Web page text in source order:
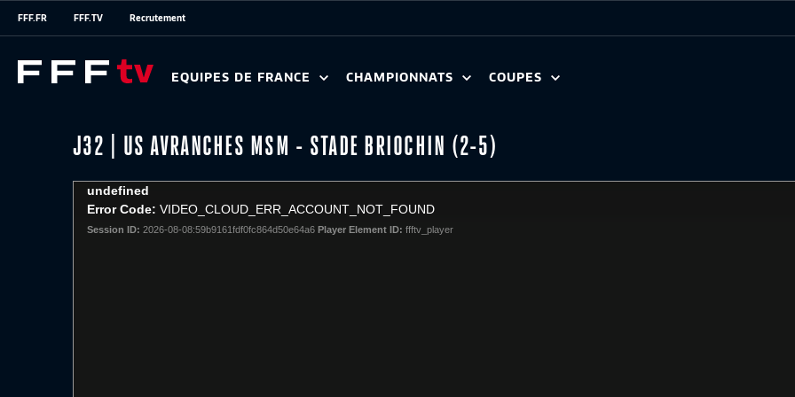
FFF.FR FFF.TV Recrutement
EQUIPES DE FRANCE CHAMPIONNATS COUPES
J32 | US AVRANCHES MSM - STADE BRIOCHIN (2-5)
This
undefined
Error Code: VIDEO_CLOUD_ERR_ACCOUNT_NOT_FOUND
Session ID: 2026-08-08:59b9161fdf0fc864d50e64a6 Player Element ID: ffftv_player